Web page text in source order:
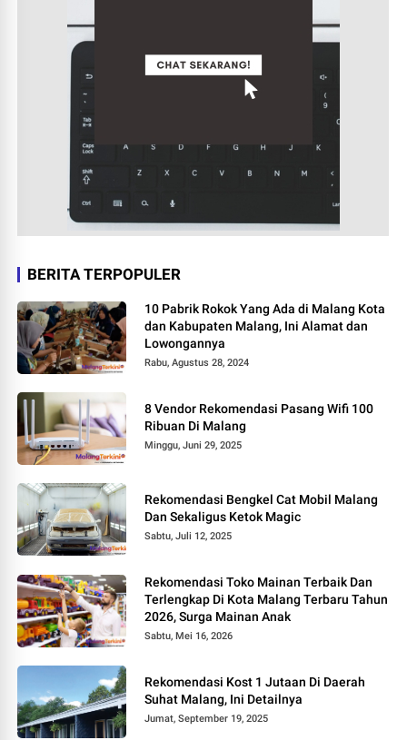
BERITA TERPOPULER
10 Pabrik Rokok Yang Ada di Malang Kota
dan Kabupaten Malang, Ini Alamat dan
Lowongannya
Rabu, Agustus 28, 2024
8 Vendor Rekomendasi Pasang Wifi 100
Ribuan Di Malang
Minggu, Juni 29, 2025
Rekomendasi Bengkel Cat Mobil Malang
Dan Sekaligus Ketok Magic
Sabtu, Juli 12, 2025
Rekomendasi Toko Mainan Terbaik Dan
Terlengkap Di Kota Malang Terbaru Tahun
2026, Surga Mainan Anak
Sabtu, Mei 16, 2026
Rekomendasi Kost 1 Jutaan Di Daerah
Suhat Malang, Ini Detailnya
Jumat, September 19, 2025